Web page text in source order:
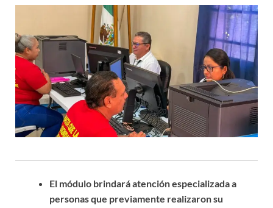
El módulo brindará atención especializada a
personas que previamente realizaron su